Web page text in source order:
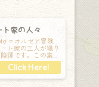
家の人々
エオルゼア冒険
ト家の三人が織り
譚です。この素敵
の世界を旅しな